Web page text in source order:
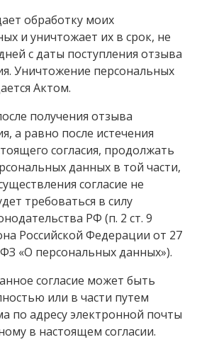
обработку моих
и уничтожает их в срок, не
с даты поступления отзыва
Уничтожение персональных
Актом.
получения отзыва
а равно после истечения
согласия, продолжать
данных в той части,
согласие не
требоваться в силу
РФ (п. 2 ст. 9
Российской Федерации от 27
«О персональных данных»).
согласие может быть
или в части путем
по адресу электронной почты
в настоящем согласии.